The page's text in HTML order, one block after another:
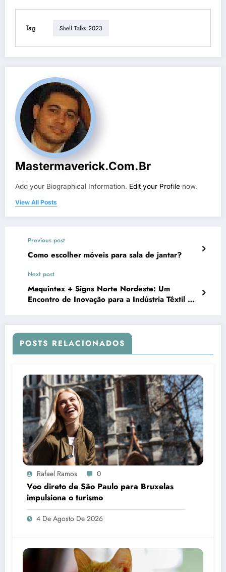
Tag Shell Talks 2023
Mastermaverick.com.br
Add your Biographical Information. Edit your Profile now.
View All Posts
Previous post
Como escolher móveis para sala de jantar?
Next post
Maquintex + Signs Norte Nordeste: Um
Encontro de Inovação para a Indústria Têxtil e
POSTS RELACIONADOS
Rafael Ramos 0
Voo direto de São Paulo para Bruxelas
impulsiona o turismo
4 De Agosto De 2026